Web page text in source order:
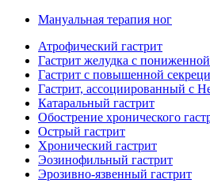
Мануальная терапия ног
Атрофический гастрит
Гастрит желудка с
Гастрит с повышенной
Гастрит, ассоциированный с
Катаральный гастрит
Обострение хронического
Острый гастрит
Хронический гастрит
Эозинофильный гастрит
Эрозивно-язвенный гастрит